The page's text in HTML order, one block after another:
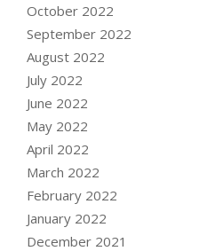
October 2022
September 2022
August 2022
July 2022
June 2022
May 2022
April 2022
March 2022
February 2022
January 2022
December 2021